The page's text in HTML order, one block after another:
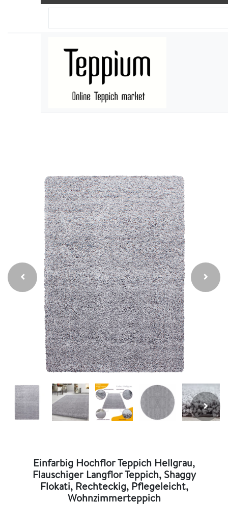
Einfarbig Hochflor Teppich Hellgrau,
Flauschiger Langflor Teppich, Shaggy
Flokati, Rechteckig, Pflegeleicht,
Wohnzimmerteppich